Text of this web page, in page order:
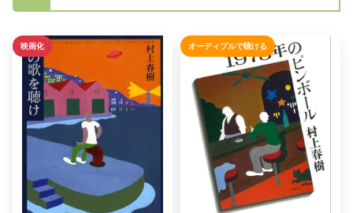
映画化 オーディブルで聴ける